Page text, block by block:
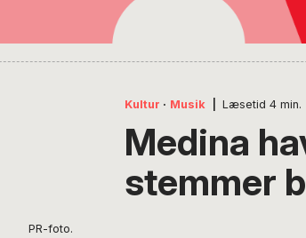
Kultur · Musik Læsetid 4 min.
Medina
stemmer
PR-foto.